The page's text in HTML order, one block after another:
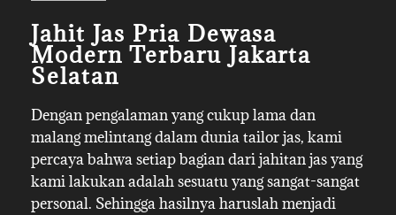
Jahit Jas Pria Dewasa
Modern Terbaru Jakarta
Selatan
Dengan pengalaman yang cukup lama dan
malang melintang dalam dunia tailor jas, kami
percaya bahwa setiap bagian dari jahitan jas yang
kami lakukan adalah sesuatu yang sangat-sangat
personal. Sehingga hasilnya haruslah menjadi